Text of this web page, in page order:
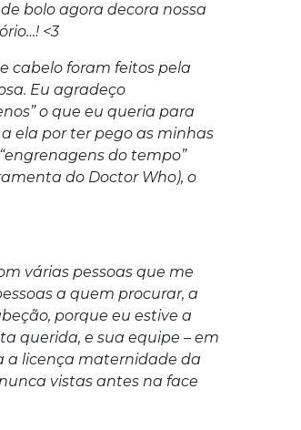
bolo agora decora nossa
<3
cabelo foram feitos pela
Eu agradeço
o que eu queria para
ela por ter pego as minhas
do tempo”
do Doctor Who), o
várias pessoas que me
a quem procurar, a
porque eu estive a
querida, e sua equipe – em
a licença maternidade da
vistas antes na face